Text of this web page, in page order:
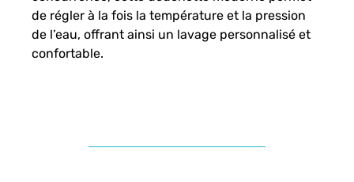
de régler à la fois la température et la pression
de l’eau, offrant ainsi un lavage personnalisé et
confortable.